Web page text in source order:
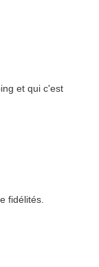
et qui c'est
fidélités.